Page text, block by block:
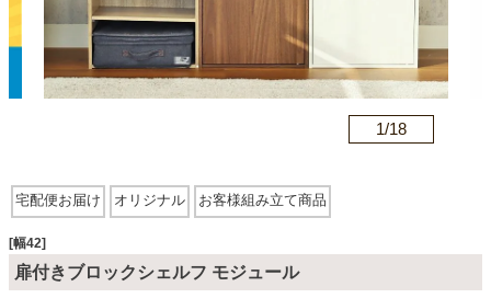
カテゴリから探す
ソファ
1/18
宅配便お届け オリジナル お客様組み立て商品
[幅42]
扉付きブロックシェルフ モジュール